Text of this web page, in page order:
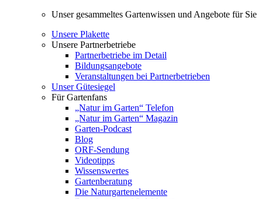
Unser gesammeltes Gartenwissen und Angebote für Sie
Unsere Plakette
Unsere Partnerbetriebe
Partnerbetriebe im Detail
Bildungsangebote
Veranstaltungen bei Partnerbetrieben
Unser Gütesiegel
Für Gartenfans
„Natur im Garten“ Telefon
„Natur im Garten“ Magazin
Garten-Podcast
Blog
ORF-Sendung
Videotipps
Wissenswertes
Gartenberatung
Die Naturgartenelemente